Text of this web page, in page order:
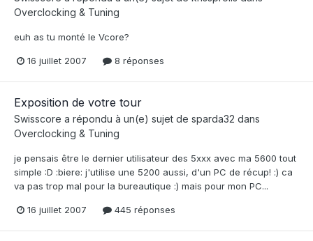
Overclocking & Tuning
euh as tu monté le Vcore?
16 juillet 2007 8 réponses
Exposition de votre tour
Swisscore a répondu à un(e) sujet de sparda32 dans
Overclocking & Tuning
je pensais être le dernier utilisateur des 5xxx avec ma 5600 tout
simple :D :biere: j'utilise une 5200 aussi, d'un PC de récup! :) ca
va pas trop mal pour la bureautique :) mais pour mon PC...
16 juillet 2007 445 réponses